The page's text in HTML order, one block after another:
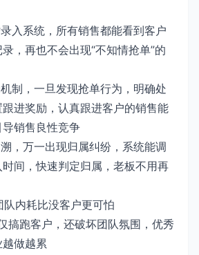
入系统，所有销售都能看到客户
，再也不会出现“不知情抢单”的
制，一旦发现抢单行为，明确处
进奖励，认真跟进客户的销售能
销售良性竞争
，万一出现归属纠纷，系统能调
间，快速判定归属，老板不用再
内耗比没客户更可怕
搞跑客户，还破坏团队氛围，优秀
做越累